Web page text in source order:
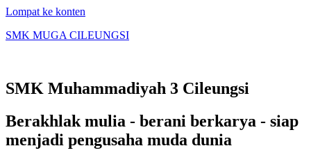
Lompat ke konten
SMK MUGA CILEUNGSI
SMK Muhammadiyah 3 Cileungsi
Berakhlak mulia - berani berkarya - siap
menjadi pengusaha muda dunia